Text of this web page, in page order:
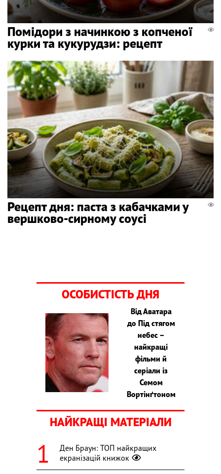
Помідори з начинкою з копченої
курки та кукурудзи: рецепт
Рецепт дня: паста з кабачками у
вершково-сирному соусі
ОСОБИСТІСТЬ ДНЯ
Від Аватара
до Під стягом
небес –
найкращі
фільми й
серіали із
Семом
Вортінґтоном
НАЙКРАЩІ МАТЕРІАЛИ
Ден Браун: ТОП найкращих
екранізацій книжок